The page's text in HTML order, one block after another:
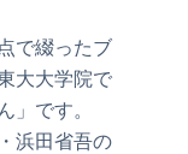
で綴ったブ
大大学院で
」です。
浜田省吾の